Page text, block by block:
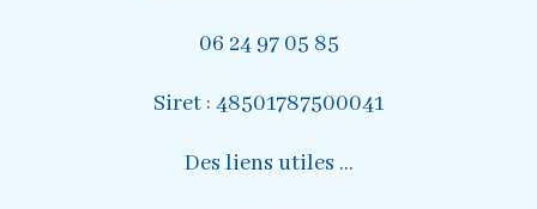
06 24 97 05 85
Siret : 48501787500041
Des liens utiles …